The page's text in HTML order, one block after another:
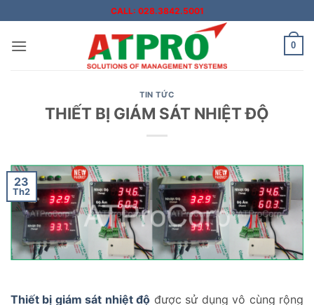
qua
nội
CALL: 028.3842.5001
0
TIN TỨC
THIẾT BỊ GIÁM SÁT NHIỆT ĐỘ
23
Th2
Thiết bị giám sát nhiệt độ được sử dụng vô cùng rộng